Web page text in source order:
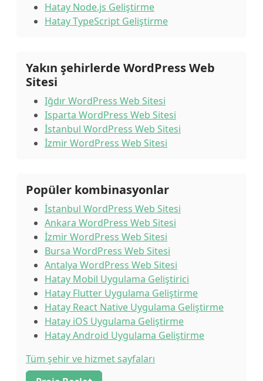
Hatay Node.js Geliştirme
Hatay TypeScript Geliştirme
Yakın şehirlerde WordPress Web
Sitesi
Iğdır WordPress Web Sitesi
Isparta WordPress Web Sitesi
İstanbul WordPress Web Sitesi
İzmir WordPress Web Sitesi
Popüler kombinasyonlar
İstanbul WordPress Web Sitesi
Ankara WordPress Web Sitesi
İzmir WordPress Web Sitesi
Bursa WordPress Web Sitesi
Antalya WordPress Web Sitesi
Hatay Mobil Uygulama Geliştirici
Hatay Flutter Uygulama Geliştirme
Hatay React Native Uygulama Geliştirme
Hatay iOS Uygulama Geliştirme
Hatay Android Uygulama Geliştirme
Tüm şehir ve hizmet sayfaları